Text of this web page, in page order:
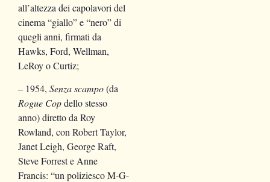
all’altezza dei capolavori del
cinema “giallo” e “nero” di
quegli anni, firmati da
Hawks, Ford, Wellman,
LeRoy o Curtiz;
– 1954, Senza scampo(da
Rogue Copdello stesso
anno) diretto da Roy
Rowland, con Robert Taylor,
Janet Leigh, George Raft,
Steve Forrest e Anne
Francis: “un poliziesco M-G-